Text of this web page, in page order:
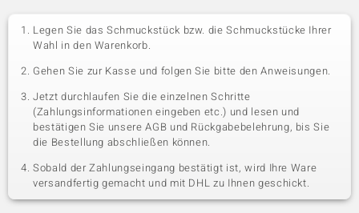
Legen Sie das Schmuckstück bzw. die Schmuckstücke Ihrer
Wahl in den Warenkorb.
Gehen Sie zur Kasse und folgen Sie bitte den Anweisungen.
Jetzt durchlaufen Sie die einzelnen Schritte
(Zahlungsinformationen eingeben etc.) und lesen und
bestätigen Sie unsere AGB und Rückgabebelehrung, bis Sie
die Bestellung abschließen können.
Sobald der Zahlungseingang bestätigt ist, wird Ihre Ware
versandfertig gemacht und mit DHL zu Ihnen geschickt.